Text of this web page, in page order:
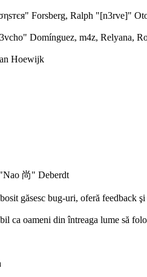
Forsberg, Ralph "[n3rve]"
Domínguez, m4z, Relyana,
Hoewijk
尚" Deberdt
găsesc bug-uri, oferă feedback
ca oameni din întreaga lume să